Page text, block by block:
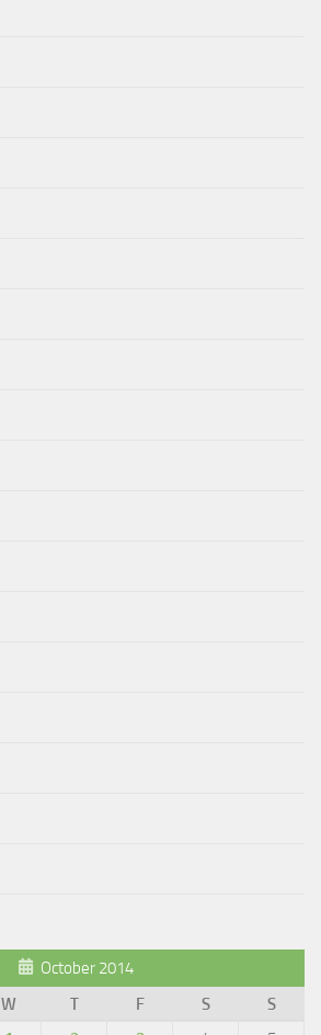
October 2014
W T F S S